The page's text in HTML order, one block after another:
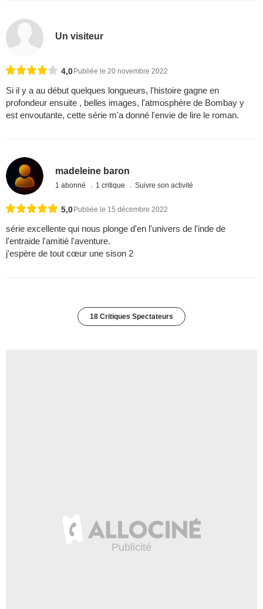
Un visiteur
4,0 Publiée le 20 novembre 2022
Si il y a au début quelques longueurs, l'histoire gagne en
profondeur ensuite , belles images, l'atmosphère de Bombay y
est envoutante, cette série m'a donné l'envie de lire le roman.
madeleine baron
1 abonné 1 critique Suivre son activité
5,0 Publiée le 15 décembre 2022
série excellente qui nous plonge d'en l'univers de l'inde de
l'entraide l'amitié l'aventure.
j'espère de tout cœur une sison 2
18 Critiques Spectateurs